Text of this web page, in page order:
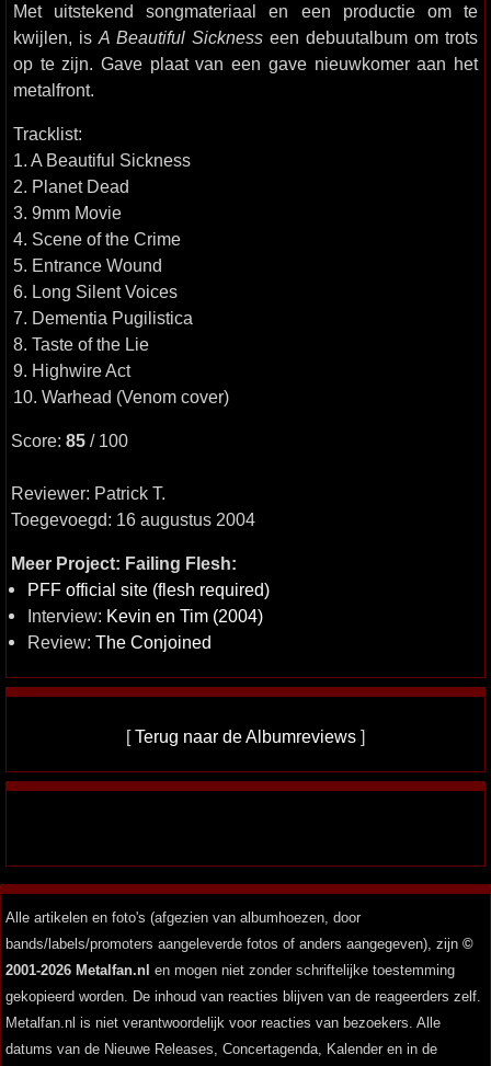
Met uitstekend songmateriaal en een productie om te
kwijlen, is A Beautiful Sickness een debuutalbum om trots
op te zijn. Gave plaat van een gave nieuwkomer aan het
metalfront.
Tracklist:
1. A Beautiful Sickness
2. Planet Dead
3. 9mm Movie
4. Scene of the Crime
5. Entrance Wound
6. Long Silent Voices
7. Dementia Pugilistica
8. Taste of the Lie
9. Highwire Act
10. Warhead (Venom cover)
Score: 85 / 100
Reviewer: Patrick T.
Toegevoegd: 16 augustus 2004
Meer Project: Failing Flesh:
PFF official site (flesh required)
Interview: Kevin en Tim (2004)
Review: The Conjoined
[Terug naar de Albumreviews ]
Alle artikelen en foto's (afgezien van albumhoezen, door
bands/labels/promoters aangeleverde fotos of anders aangegeven), zijn ©
2001-2026 Metalfan.nl en mogen niet zonder schriftelijke toestemming
gekopieerd worden. De inhoud van reacties blijven van de reageerders zelf.
Metalfan.nl is niet verantwoordelijk voor reacties van bezoekers. Alle
datums van de Nieuwe Releases, Concertagenda, Kalender en in de